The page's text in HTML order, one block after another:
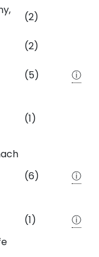
(2)
(2)
(5) ⓘ
(1)
(6) ⓘ
(1)
ⓘ